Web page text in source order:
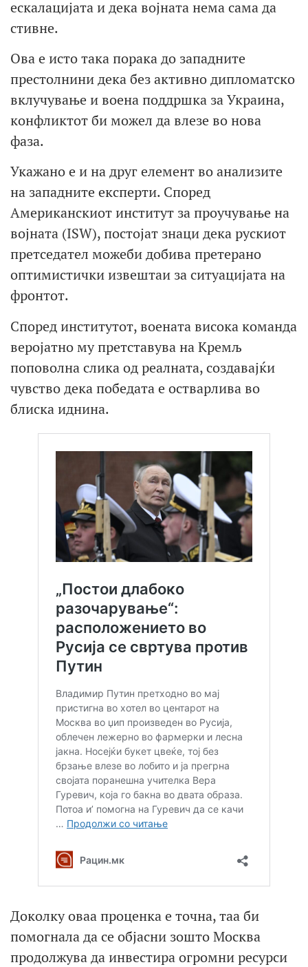
ескалацијата и дека војната нема сама да
стивне.
Ова е исто така порака до западните
престолнини дека без активно дипломатско
вклучување и воена поддршка за Украина,
конфликтот би можел да влезе во нова
фаза.
Укажано е и на друг елемент во анализите
на западните експерти. Според
Американскиот институт за проучување на
војната (ISW), постојат знаци дека рускиот
претседател можеби добива претерано
оптимистички извештаи за ситуацијата на
фронтот.
Според институтот, воената висока команда
веројатно му претставува на Кремљ
поповолна слика од реалната, создавајќи
чувство дека победата е остварлива во
блиска иднина.
Доколку оваа проценка е точна, таа би
помогнала да се објасни зошто Москва
продолжува да инвестира огромни ресурси